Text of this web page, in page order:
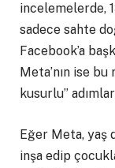
incelemelerde,
sadece sahte
Facebook’a
Meta’nın ise
kusurlu”
Eğer Meta, yaş
inşa edip